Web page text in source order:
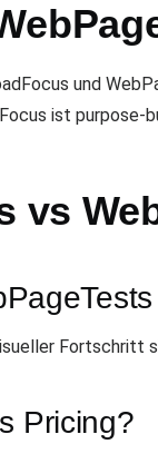
und
ist
vs
Fortschritt
Pricing?